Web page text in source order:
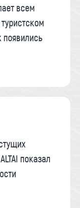
всем
показал